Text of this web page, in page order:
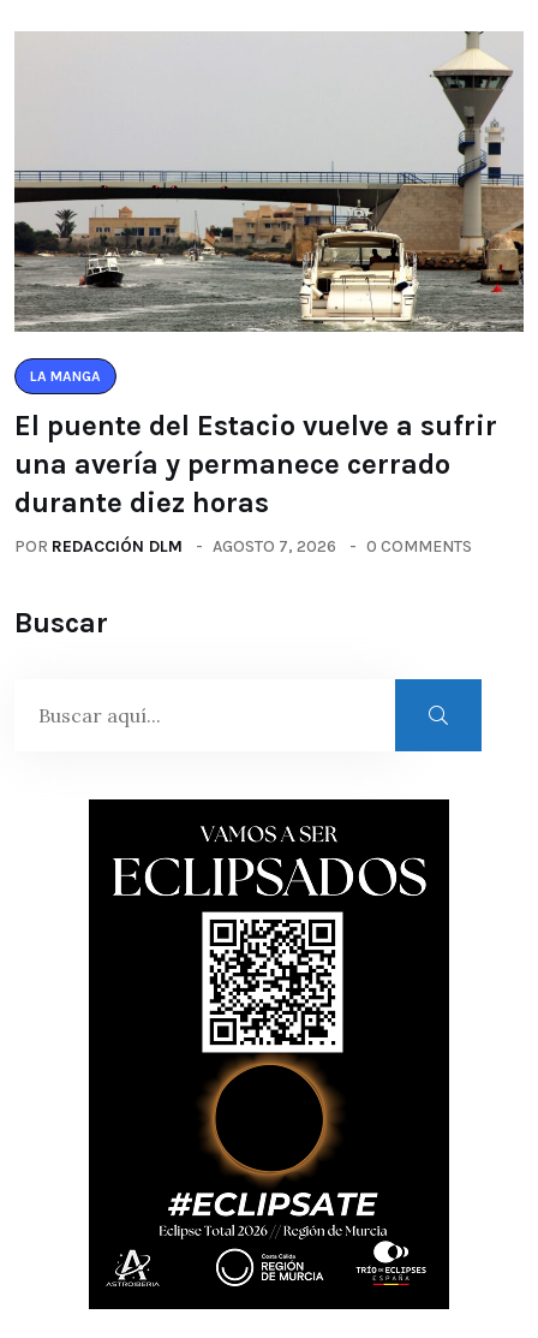
LA MANGA
El puente del Estacio vuelve a sufrir
una avería y permanece cerrado
durante diez horas
POR REDACCIÓN DLM AGOSTO 7, 2026 0 COMMENTS
Buscar